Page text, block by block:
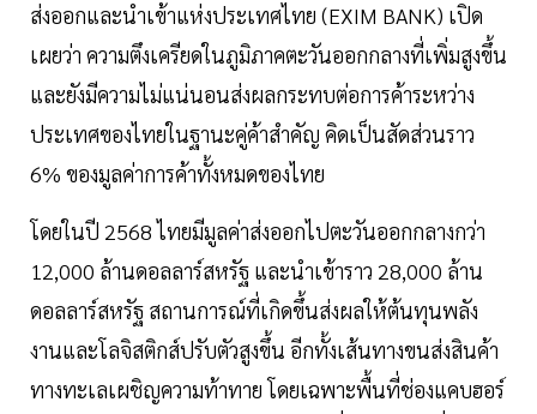
ส่งออกและนำเข้าแห่งประเทศไทย (EXIM BANK) เปิด
เผยว่า ความตึงเครียดในภูมิภาคตะวันออกกลางที่เพิ่มสูงขึ้น
และยังมีความไม่แน่นอนส่งผลกระทบต่อการค้าระหว่าง
ประเทศของไทยในฐานะคู่ค้าสำคัญ คิดเป็นสัดส่วนราว
6% ของมูลค่าการค้าทั้งหมดของไทย
โดยในปี 2568 ไทยมีมูลค่าส่งออกไปตะวันออกกลางกว่า
12,000 ล้านดอลลาร์สหรัฐ และนำเข้าราว 28,000 ล้าน
ดอลลาร์สหรัฐ สถานการณ์ที่เกิดขึ้นส่งผลให้ต้นทุนพลัง
งานและโลจิสติกส์ปรับตัวสูงขึ้น อีกทั้งเส้นทางขนส่งสินค้า
ทางทะเลเผชิญความท้าทาย โดยเฉพาะพื้นที่ช่องแคบฮอร์